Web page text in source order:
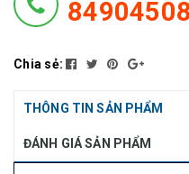
Chia sẻ:
THÔNG TIN SẢN PHẨM
ĐÁNH GIÁ SẢN PHẨM